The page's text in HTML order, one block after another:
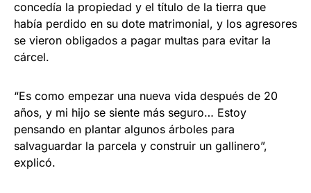
concedía la propiedad y el título de la tierra que
había perdido en su dote matrimonial, y los agresores
se vieron obligados a pagar multas para evitar la
cárcel.
“Es como empezar una nueva vida después de 20
años, y mi hijo se siente más seguro… Estoy
pensando en plantar algunos árboles para
salvaguardar la parcela y construir un gallinero”,
explicó.